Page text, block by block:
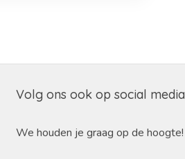
Volg ons ook op social media
We houden je graag op de hoogte!